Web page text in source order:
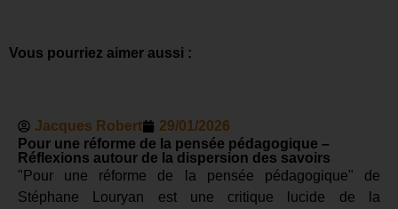
Vous pourriez aimer aussi :
Jacques Robert
29/01/2026
Pour une réforme de la pensée pédagogique –
Réflexions autour de la dispersion des savoirs
"Pour une réforme de la pensée pédagogique" de
Stéphane Louryan est une critique lucide de la